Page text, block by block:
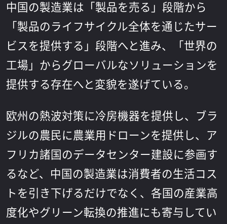
中国の製造業は「製品を売る」段階から
「製品のライフサイクル全体を通じたサー
ビスを提供する」段階へと進み、「世界の
工場」からグローバルなソリューションを
提供する存在へと変貌を遂げている。
欧州の熱波対策に冷房機器を提供し、ブラ
ジルの農民に農業用ドローンを提供し、ア
フリカ諸国のデータセンター建設に参画す
るなど、中国の製造業は消費者の生活コス
トを引き下げるだけでなく、各国の産業高
度化やグリーン転換の推進にも寄与してい